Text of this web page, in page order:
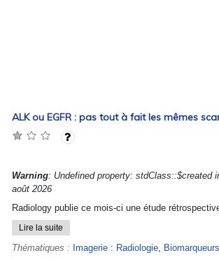
ALK ou EGFR : pas tout à fait les mêmes
Warning: Undefined property: stdClass::$created
août 2026
Radiology publie ce mois-ci une étude
Lire la suite
Thématiques : Imagerie : Radiologie,